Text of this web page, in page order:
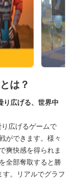
は？
広げる、世界中
広げるゲームで
ができます。様々
爽快感を得られま
全部奪取すると勝
。リアルでグラフ